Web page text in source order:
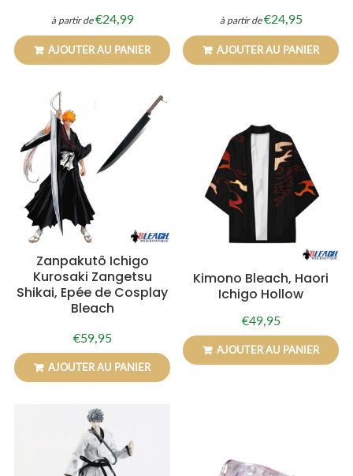
à partir dePrix
régulier
€24,99€24,99
AJOUTER AU PANIER
à partir dePrix
régulier
€24,95€24,95
AJOUTER AU PANIER
Zanpakutô Ichigo
Kurosaki Zangetsu
Shikai, Epée de Cosplay
Bleach
Prix
régulier
€59,95€59,95
AJOUTER AU PANIER
Kimono Bleach, Haori
Ichigo Hollow
Prix
régulier
€49,95€49,95
AJOUTER AU PANIER